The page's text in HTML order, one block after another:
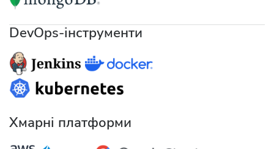
DevOps-інструменти
Хмарні платформи